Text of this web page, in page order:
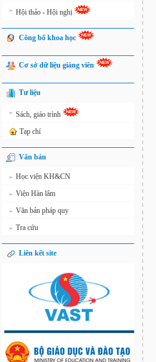
» Hội thảo - Hội nghị
Công bố khoa học
Cơ sở dữ liệu giảng viên
Tư liệu
» Sách, giáo trình
Tạp chí
Văn bản
» Học viện KH&CN
» Viện Hàn lâm
» Văn bản pháp quy
» Tra cứu
Liên kết site